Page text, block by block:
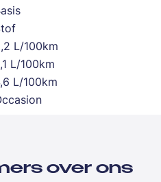
L/100km
L/100km
L/100km
over ons